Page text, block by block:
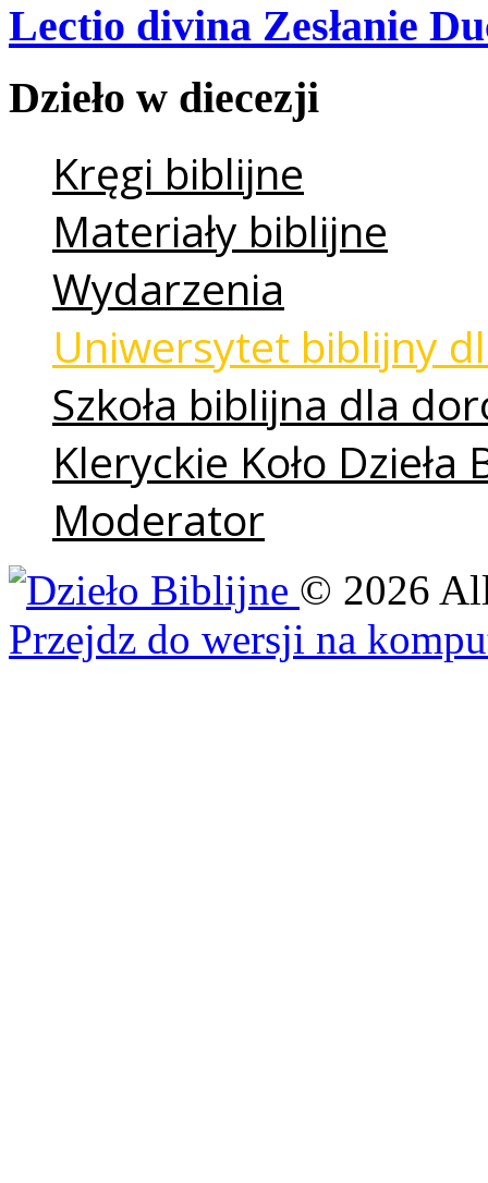
Lectio divina Zesłanie
Dzieło w diecezji
Kręgi biblijne
Materiały biblijne
Wydarzenia
Uniwersytet biblijny
Szkoła biblijna dla
Kleryckie Koło
Moderator
© 2026
Przejdz do wersji na